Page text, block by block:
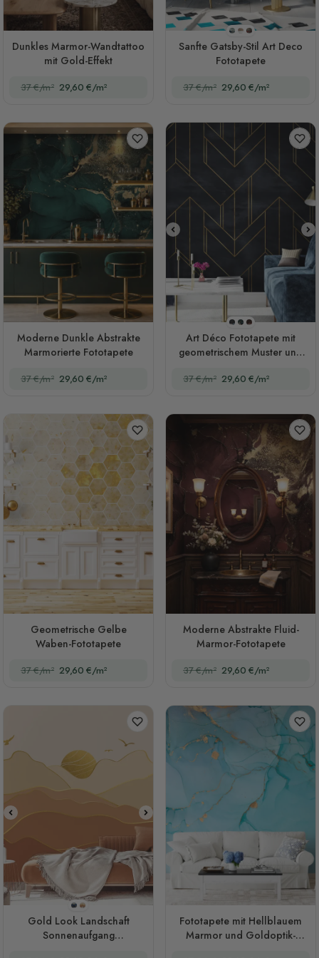
Dunkles Marmor-Wandtattoo
mit Gold-Effekt
37 €/m² 29,60 €/m²
Stil 1
Stil 2Stil 3
Sanfte Gatsby-Stil Art Deco
Fototapete
37 €/m² 29,60 €/m²
Moderne Dunkle Abstrakte
Marmorierte Fototapete
37 €/m² 29,60 €/m²
Stil 1
Stil 2
Stil 3
Art Déco Fototapete mit
geometrischem Muster und
37 €/m² 29,60 €/m²
Geometrische Gelbe
Waben-Fototapete
37 €/m² 29,60 €/m²
Moderne Abstrakte Fluid-
Marmor-Fototapete
37 €/m² 29,60 €/m²
Stil 1Stil 2
Gold Look Landschaft
Sonnenaufgang
Fototapete mit Hellblauem
Marmor und Goldoptik-